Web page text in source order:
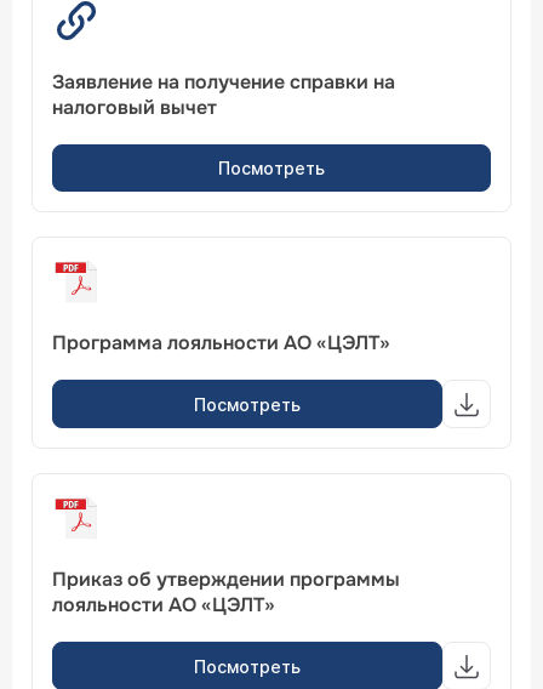
Заявление на получение справки на
налоговый вычет
Посмотреть
Программа лояльности АО «ЦЭЛТ»
Посмотреть
Приказ об утверждении программы
лояльности АО «ЦЭЛТ»
Посмотреть